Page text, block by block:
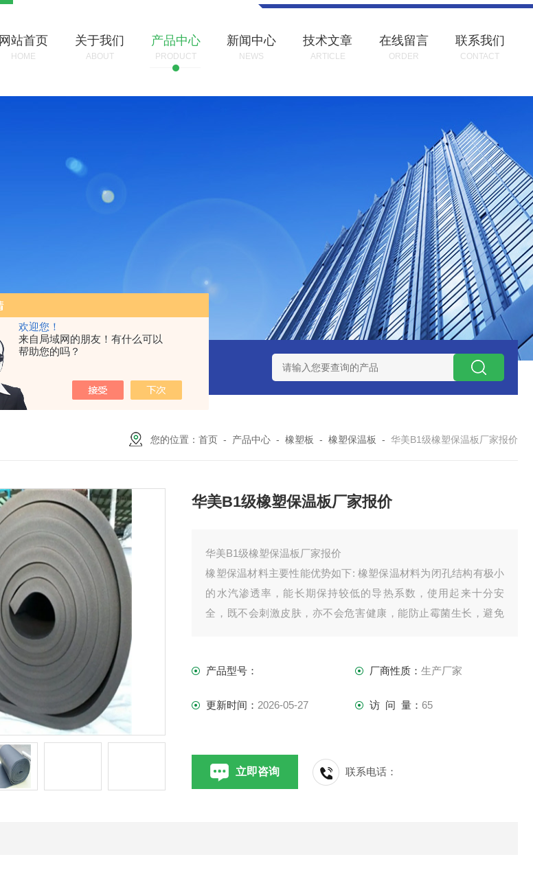
欢迎您！
来自局域网的朋友！有什么可以
帮助您的吗？
网站首页
HOME
关于我们
ABOUT
产品中心
PRODUCT
新闻中心
NEWS
技术文章
ARTICLE
在线留言
ORDER
联系我们
CONTACT
您的位置： 首页 - 产品中心 - 橡塑板 - 橡塑保温板 - 华美B1级橡塑保温板厂家报价
华美B1级橡塑保温板厂家报价
华美B1级橡塑保温板厂家报价
橡塑保温材料主要性能优势如下: 橡塑保温材料为闭孔结构有极小
的水汽渗透率，能长期保持较低的导热系数，使用起来十分安
全，既不会刺激皮肤，亦不会危害健康，能防止霉菌生长，避免
产品型号： 厂商性质： 生产厂家
更新时间： 2026-05-27 访 问 量： 65
立即咨询 联系电话：